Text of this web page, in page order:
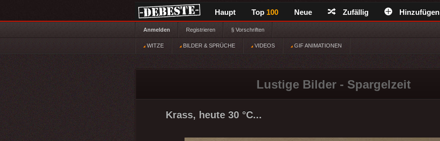
Haupt Top 100 Neue Zufällig Hinzufügen
Anmelden Registrieren § Vorschriften
WITZE BILDER & SPRÜCHE VIDEOS GIF ANIMATIONEN
Lustige Bilder - Spargelzeit
Krass, heute 30 °C...